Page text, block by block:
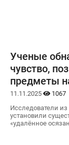
Ученые
чувство,
предметы
11.11.2025
1067
Исследователи
установили
«удалённое